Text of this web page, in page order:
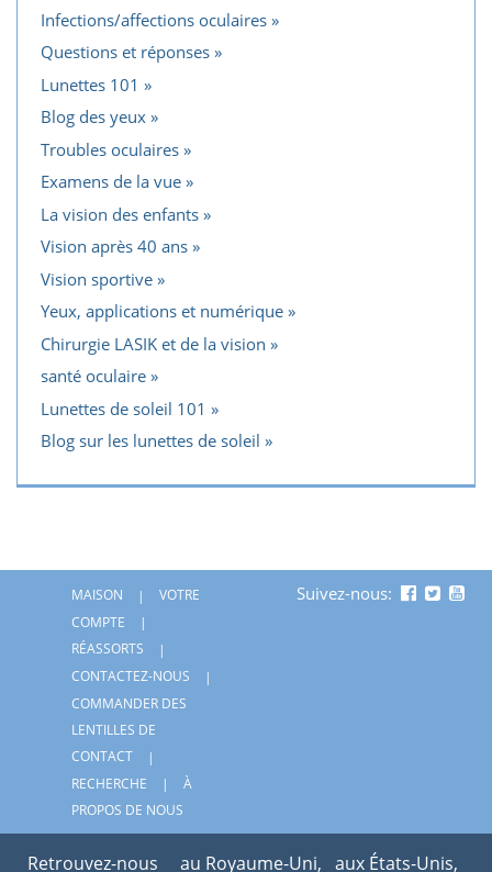
Infections/affections oculaires
Questions et réponses
Lunettes 101
Blog des yeux
Troubles oculaires
Examens de la vue
La vision des enfants
Vision après 40 ans
Vision sportive
Yeux, applications et numérique
Chirurgie LASIK et de la vision
santé oculaire
Lunettes de soleil 101
Blog sur les lunettes de soleil
MAISON
VOTRE
COMPTE
RÉASSORTS
CONTACTEZ-NOUS
COMMANDER DES
LENTILLES DE
CONTACT
RECHERCHE
À
PROPOS DE NOUS
Suivez-nous:
Retrouvez-nous au Royaume-Uni, aux États-Unis,